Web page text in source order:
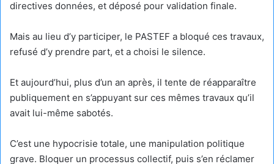
directives données, et déposé pour validation finale.
Mais au lieu d’y participer, le PASTEF a bloqué ces travaux,
refusé d’y prendre part, et a choisi le silence.
Et aujourd’hui, plus d’un an après, il tente de réapparaître
publiquement en s’appuyant sur ces mêmes travaux qu’il
avait lui-même sabotés.
C’est une hypocrisie totale, une manipulation politique
grave. Bloquer un processus collectif, puis s’en réclamer